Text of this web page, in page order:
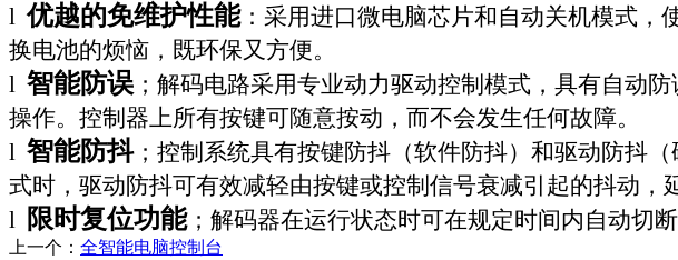
l 优越的免维护性能：采用进口微电脑芯片和自动关机模式，
换电池的烦恼，既环保又方便。
l 智能防误 ；解码电路采用专业动力驱动控制模式，具有自动
操作。控制器上所有按键可随意按动，而不会发生任何故障。
l 智能防抖；控制系统具有按键防抖（软件防抖）和驱动防抖
式时，驱动防抖可有效减轻由按键或控制信号衰减引起的抖动，
l 限时复位功能；解码器在运行状态时可在规定时间内自动切
上一个： 全智能电脑控制台